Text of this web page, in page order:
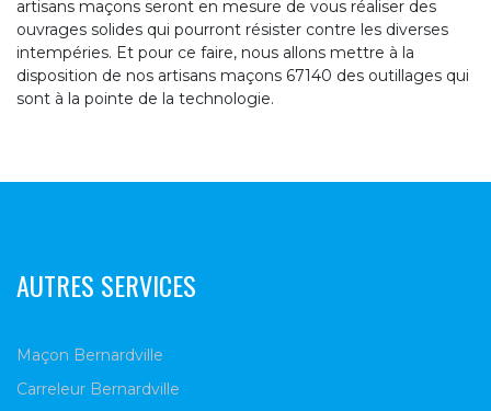
artisans maçons seront en mesure de vous réaliser des
ouvrages solides qui pourront résister contre les diverses
intempéries. Et pour ce faire, nous allons mettre à la
disposition de nos artisans maçons 67140 des outillages qui
sont à la pointe de la technologie.
AUTRES SERVICES
Maçon Bernardville
Carreleur Bernardville